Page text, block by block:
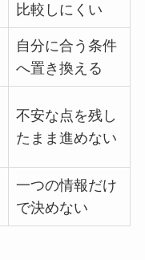
比較しにくい
自分に合う条件
へ置き換える
不安な点を残し
たまま進めない
一つの情報だけ
で決めない